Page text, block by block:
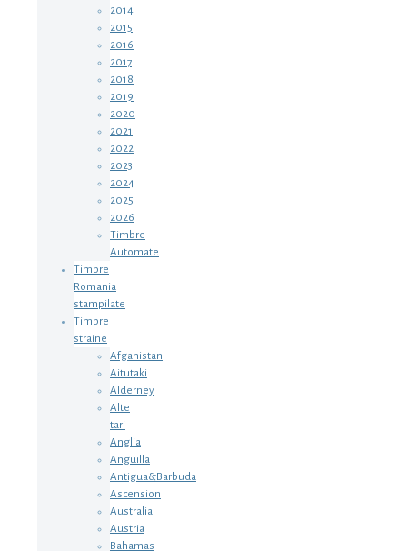
2014
2015
2016
2017
2018
2019
2020
2021
2022
2023
2024
2025
2026
Timbre
Automate
Timbre
Romania
stampilate
Timbre
straine
Afganistan
Aitutaki
Alderney
Alte
tari
Anglia
Anguilla
Antigua&Barbuda
Ascension
Australia
Austria
Bahamas